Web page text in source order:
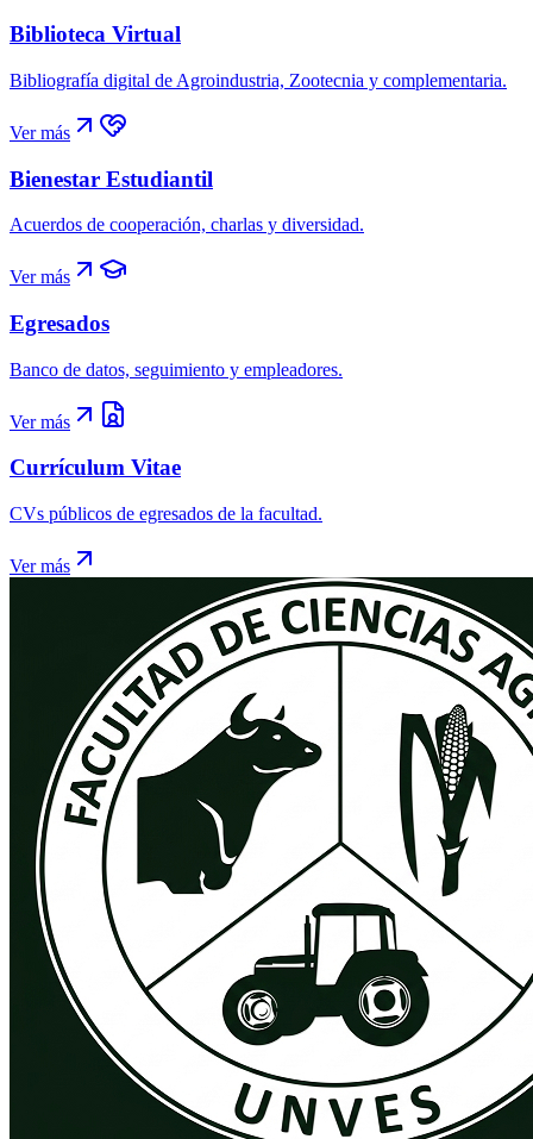
Biblioteca Virtual
Bibliografía digital de Agroindustria, Zootecnia y complementaria.
Ver más
Bienestar Estudiantil
Acuerdos de cooperación, charlas y diversidad.
Ver más
Egresados
Banco de datos, seguimiento y empleadores.
Ver más
Currículum Vitae
CVs públicos de egresados de la facultad.
Ver más